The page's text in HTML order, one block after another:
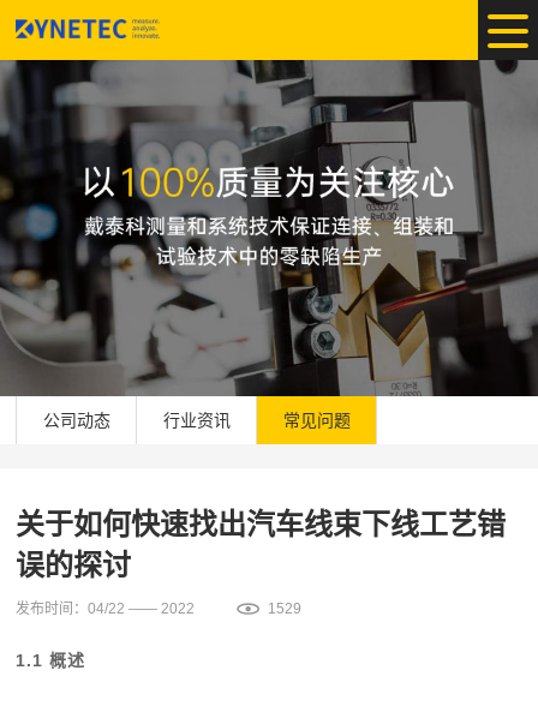
公司动态 行业资讯 常见问题
关于如何快速找出汽车线束下线工艺错
误的探讨
发布时间：04/22 —— 2022 1529
1.1 概述